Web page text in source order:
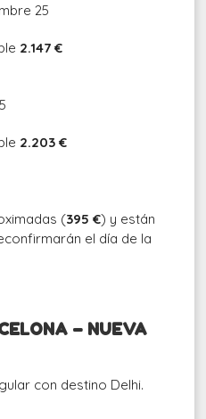
25
2.147 €
2.203 €
(395 €) y están
el día de la
– NUEVA
con destino Delhi.